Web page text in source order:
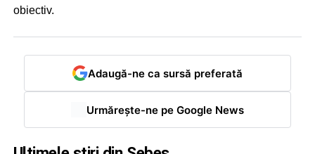
obiectiv.
Adaugă-ne ca sursă preferată
Urmărește-ne pe Google News